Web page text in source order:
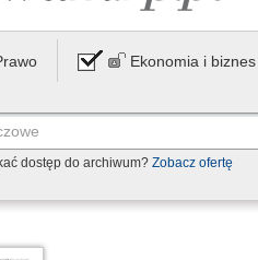
Ekonomia i biznes
dostęp do archiwum? Zobacz ofertę